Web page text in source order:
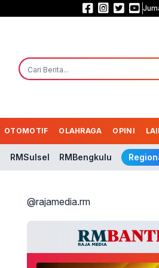
Saling Balas Gol! Persib vs
OTOMOTIF OLAHRAGA OPINI
RMSulsel RMBengkulu
@rajamedia.rm